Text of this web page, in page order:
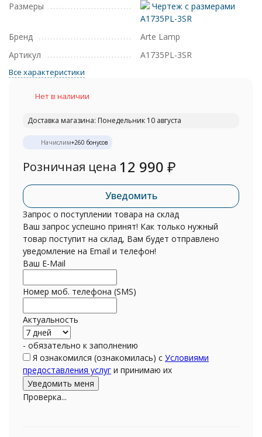
Размеры
Чертеж с размерами
A1735PL-3SR
Бренд
Arte Lamp
Артикул
A1735PL-3SR
Все характеристики
Нет в наличии
Доставка магазина: Понедельник 10 августа
Начислим+260 бонусов
Розничная цена 12 990 ₽
Уведомить
Запрос о поступлении товара на склад
Ваш запрос успешно принят! Как только нужный
товар поступит на склад, Вам будет отправлено
уведомление на Email и телефон!
Ваш E-Mail
Номер моб. телефона (SMS)
Актуальность
- обязательно к заполнению
Я ознакомился (ознакомилась) с Условиями
предоставления услуг и принимаю их
Проверка...